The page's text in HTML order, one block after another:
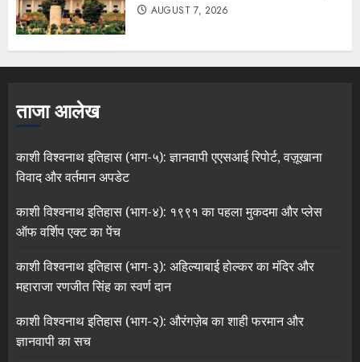
AUGUST 7, 2026
ताजा आलेख
काशी विश्वनाथ इतिहास (भाग-५): ज्ञानवापी एएसआई रिपोर्ट, वज़ूखाना
विवाद और वर्तमान अपडेट
काशी विश्वनाथ इतिहास (भाग-४): १९९१ का पहला मुकदमा और प्लेस
ऑफ वर्शिप एक्ट का पेंच
काशी विश्वनाथ इतिहास (भाग-३): अहिल्याबाई होल्कर का मंदिर और
महाराजा रणजीत सिंह का स्वर्ण दान
काशी विश्वनाथ इतिहास (भाग-२): औरंगज़ेब का शाही फरमान और
ज्ञानवापी का सच